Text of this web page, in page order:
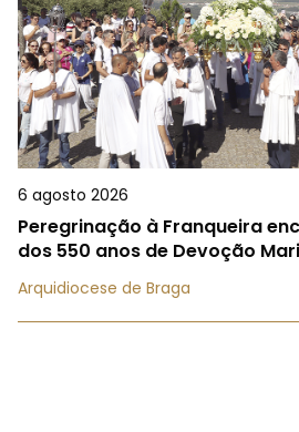
6 agosto 2026
Peregrinação à Franqueira
dos 550 anos de Devoção
Arquidiocese de Braga